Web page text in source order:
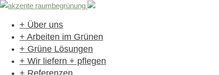
+ Über uns
+ Arbeiten im Grünen
+ Grüne Lösungen
+ Wir liefern + pflegen
+ Referenzen